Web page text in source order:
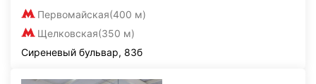
Первомайская(400 м)
Щелковская(350 м)
Сиреневый бульвар, 83б